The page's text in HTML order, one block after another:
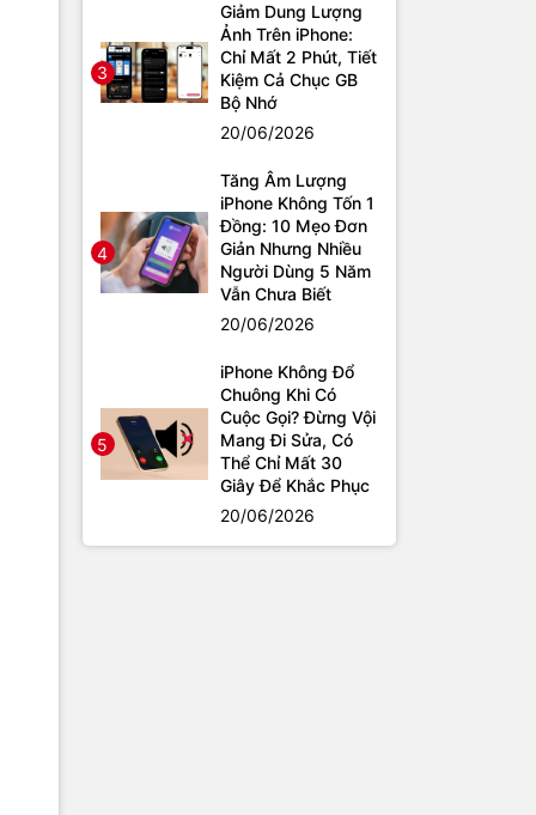
3
Giảm Dung Lượng
Ảnh Trên iPhone:
Chỉ Mất 2 Phút, Tiết
Kiệm Cả Chục GB
Bộ Nhớ
20/06/2026
4
Tăng Âm Lượng
iPhone Không Tốn 1
Đồng: 10 Mẹo Đơn
Giản Nhưng Nhiều
Người Dùng 5 Năm
Vẫn Chưa Biết
20/06/2026
5
iPhone Không Đổ
Chuông Khi Có
Cuộc Gọi? Đừng Vội
Mang Đi Sửa, Có
Thể Chỉ Mất 30
Giây Để Khắc Phục
20/06/2026